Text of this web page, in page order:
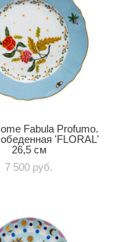
Fabula Profumo.
'FLORAL'
26,5 см
7 500 pуб.